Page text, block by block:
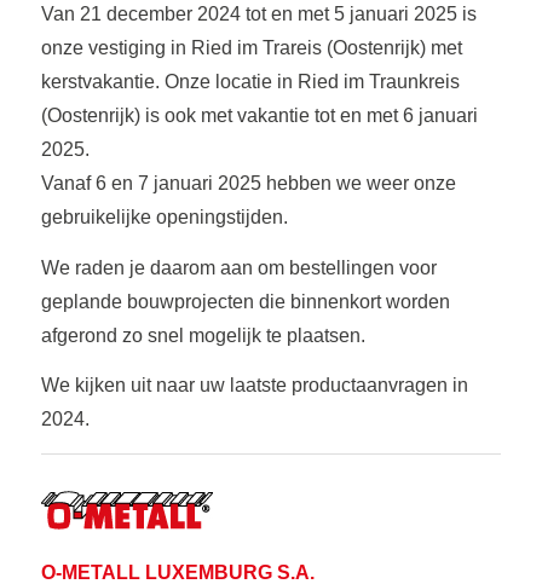
Van 21 december 2024 tot en met 5 januari 2025 is
onze vestiging in Ried im Trareis (Oostenrijk) met
kerstvakantie. Onze locatie in Ried im Traunkreis
(Oostenrijk) is ook met vakantie tot en met 6 januari
2025.
Vanaf 6 en 7 januari 2025 hebben we weer onze
gebruikelijke openingstijden.
We raden je daarom aan om bestellingen voor
geplande bouwprojecten die binnenkort worden
afgerond zo snel mogelijk te plaatsen.
We kijken uit naar uw laatste productaanvragen in
2024.
O-METALL LUXEMBURG S.A.